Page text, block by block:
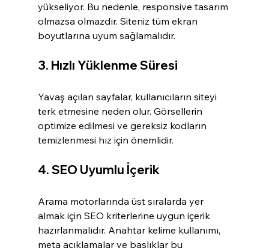
yükseliyor. Bu nedenle, responsive tasarım
olmazsa olmazdır. Siteniz tüm ekran
boyutlarına uyum sağlamalıdır.
3. Hızlı Yüklenme Süresi
Yavaş açılan sayfalar, kullanıcıların siteyi
terk etmesine neden olur. Görsellerin
optimize edilmesi ve gereksiz kodların
temizlenmesi hız için önemlidir.
4. SEO Uyumlu İçerik
Arama motorlarında üst sıralarda yer
almak için SEO kriterlerine uygun içerik
hazırlanmalıdır. Anahtar kelime kullanımı,
meta açıklamalar ve başlıklar bu